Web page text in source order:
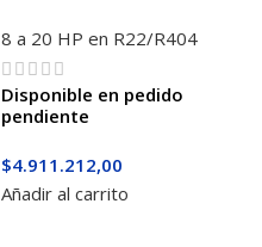
8 a 20 HP en R22/R404
Disponible en pedido
pendiente
$4.911.212,00
Añadir al carrito